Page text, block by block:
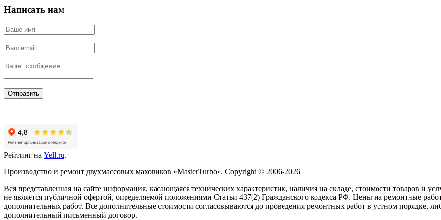
Написать нам
Отправить
Рейтинг на Yell.ru.
Производство и ремонт двухмассовых маховиков «MasterTurbo». Copyright © 2006-2026
Вся представленная на сайте информация, касающаяся технических характеристик, наличия на складе, стоимости товаров и
не является публичной офертой, определяемой положениями Статьи 437(2) Гражданского кодекса РФ. Цены на ремонтные
дополнительных работ. Все дополнительные стоимости согласовываются до проведения ремонтных работ в устном порядке,
дополнительный письменный договор.